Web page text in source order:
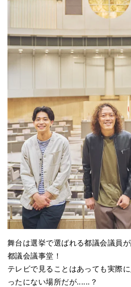
舞台は選挙で選ばれる都議会議員
都議会議事堂！
テレビで見ることはあっても実際
ったにない場所だが......？